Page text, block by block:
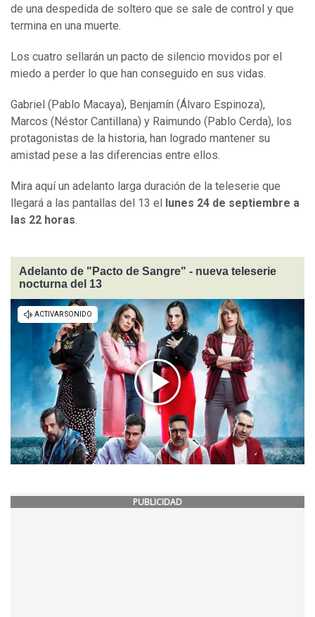
de una despedida de soltero que se sale de control y que
termina en una muerte.
Los cuatro sellarán un pacto de silencio movidos por el
miedo a perder lo que han conseguido en sus vidas.
Gabriel (Pablo Macaya), Benjamín (Álvaro Espinoza),
Marcos (Néstor Cantillana) y Raimundo (Pablo Cerda), los
protagonistas de la historia, han logrado mantener su
amistad pese a las diferencias entre ellos.
Mira aquí un adelanto larga duración de la teleserie que
llegará a las pantallas del 13 el
lunes 24 de septiembre a
las 22 horas.
Adelanto de "Pacto de Sangre" - nueva teleserie
nocturna del 13
PUBLICIDAD